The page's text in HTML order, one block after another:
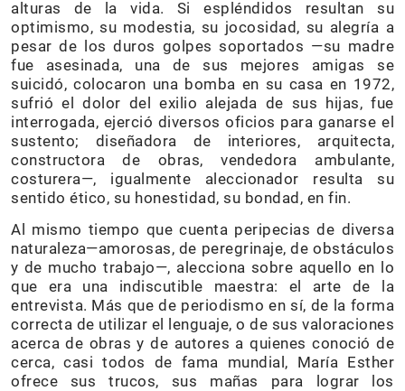
alturas de la vida. Si espléndidos resultan su
optimismo, su modestia, su jocosidad, su alegría a
pesar de los duros golpes soportados —su madre
fue asesinada, una de sus mejores amigas se
suicidó, colocaron una bomba en su casa en 1972,
sufrió el dolor del exilio alejada de sus hijas, fue
interrogada, ejerció diversos oficios para ganarse el
sustento; diseñadora de interiores, arquitecta,
constructora de obras, vendedora ambulante,
costurera—, igualmente aleccionador resulta su
sentido ético, su honestidad, su bondad, en fin.
Al mismo tiempo que cuenta peripecias de diversa
naturaleza—amorosas, de peregrinaje, de obstáculos
y de mucho trabajo—, alecciona sobre aquello en lo
que era una indiscutible maestra: el arte de la
entrevista. Más que de periodismo en sí, de la forma
correcta de utilizar el lenguaje, o de sus valoraciones
acerca de obras y de autores a quienes conoció de
cerca, casi todos de fama mundial, María Esther
ofrece sus trucos, sus mañas para lograr los